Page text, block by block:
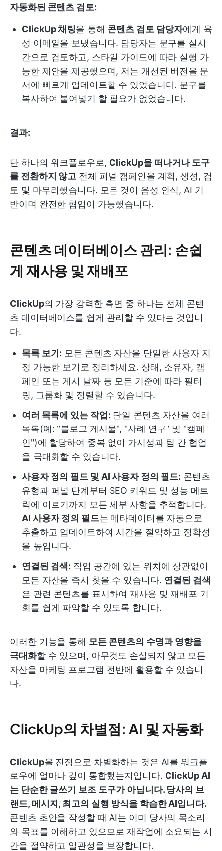
자동화된 콘텐츠 검토:
ClickUp 채팅을 통해 콘텐츠 검토 담당자에게 육
성 이메일을 보냈습니다. 담당자는 문구를 실시
간으로 검토하고, 스타일 가이드에 따라 실행 가
능한 제안을 제공했으며, 저는 개선된 버전을 문
서에 빠르게 업데이트할 수 있었습니다. 문구를
복사하여 붙여넣기 할 필요가 없었습니다.
결과:
단 하나의 워크플로우로, ClickUp을 떠나거나 도구
를 전환하지 않고 전체 퍼널 캠페인을 계획, 생성, 검
토 및 마무리했습니다. 모든 것이 음성 인식, AI 기
반이며 완전한 협업이 가능했습니다.
콘텐츠 데이터베이스 관리: 손쉽
게 재사용 및 재배포
ClickUp의 가장 강력한 측면 중 하나는 전체 콘텐
츠 데이터베이스를 쉽게 관리할 수 있다는 것입니
다.
목록 보기: 모든 콘텐츠 자산을 단일한 사용자 지
정 가능한 보기로 정리하세요. 상태, 소유자, 캠
페인 또는 게시 날짜 등 모든 기준에 따라 필터
링, 그룹화 및 정렬할 수 있습니다.
여러 목록에 있는 작업: 단일 콘텐츠 자산을 여러
목록(예: "블로그 게시물", "사례 연구" 및 "캠페
인")에 할당하여 중복 없이 가시성과 팀 간 협업
을 극대화할 수 있습니다.
사용자 정의 필드 및 AI 사용자 정의 필드: 콘텐츠
유형과 퍼널 단계부터 SEO 키워드 및 성능 메트
릭에 이르기까지 모든 세부 사항을 추적합니다.
AI 사용자 정의 필드는 메타데이터를 자동으로
추출하고 업데이트하여 시간을 절약하고 정확성
을 높입니다.
연결된 검색: 작업 공간에 있는 위치에 상관없이
모든 자산을 즉시 찾을 수 있습니다. 연결된 검색
은 관련 콘텐츠를 표시하여 재사용 및 재배포 기
회를 쉽게 파악할 수 있도록 합니다.
이러한 기능을 통해 모든 콘텐츠의 수명과 영향을
극대화할 수 있으며, 아무것도 손실되지 않고 모든
자산을 마케팅 프로그램 전반에 활용할 수 있습니
다.
ClickUp의 차별점: AI 및 자동화
ClickUp을 진정으로 차별화하는 것은 AI를 워크플
로우에 얼마나 깊이 통합했는지입니다. ClickUp AI
는 단순한 글쓰기 보조 도구가 아닙니다. 당사의 브
랜드, 메시지, 최고의 실행 방식을 학습한 AI입니다.
콘텐츠 초안을 작성할 때 AI는 이미 당사의 목소리
와 목표를 이해하고 있으므로 재작업에 소요되는 시
간을 절약하고 일관성을 보장합니다.